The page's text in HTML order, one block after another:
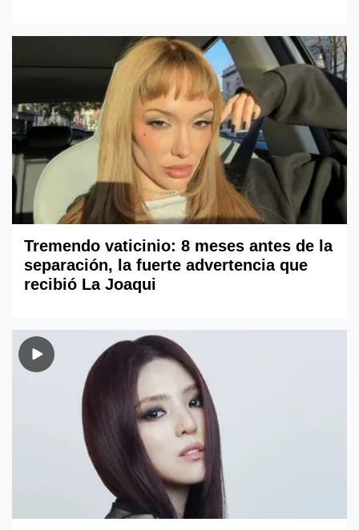
Tremendo vaticinio: 8 meses antes de la
separación, la fuerte advertencia que
recibió La Joaqui